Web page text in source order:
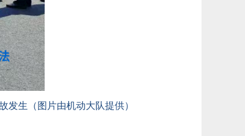
生（图片由机动大队提供）